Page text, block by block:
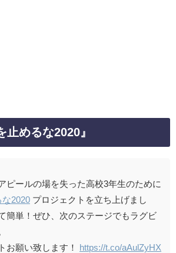
止めるな2020』
ピールの場を失った高校3年生のために
2020 プロジェクトを立ち上げまし
簡単！ぜひ、次のステージでもラグビ
お願い致します！
https://t.co/aAulZyHX